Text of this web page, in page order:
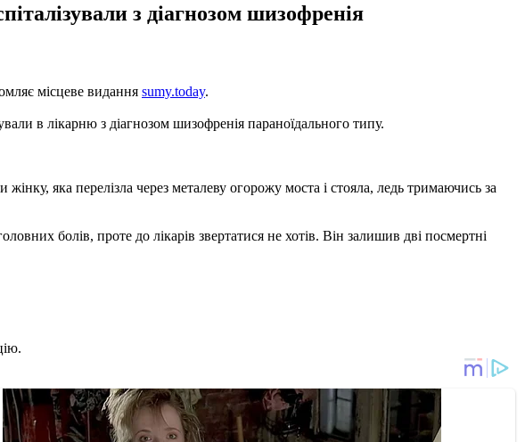
з діагнозом шизофренія
місцеве видання sumy.today.
в лікарню з діагнозом шизофренія параноїдального типу.
яка перелізла через металеву огорожу моста і стояла, ледь тримаючись за
болів, проте до лікарів звертатися не хотів. Він залишив дві посмертні